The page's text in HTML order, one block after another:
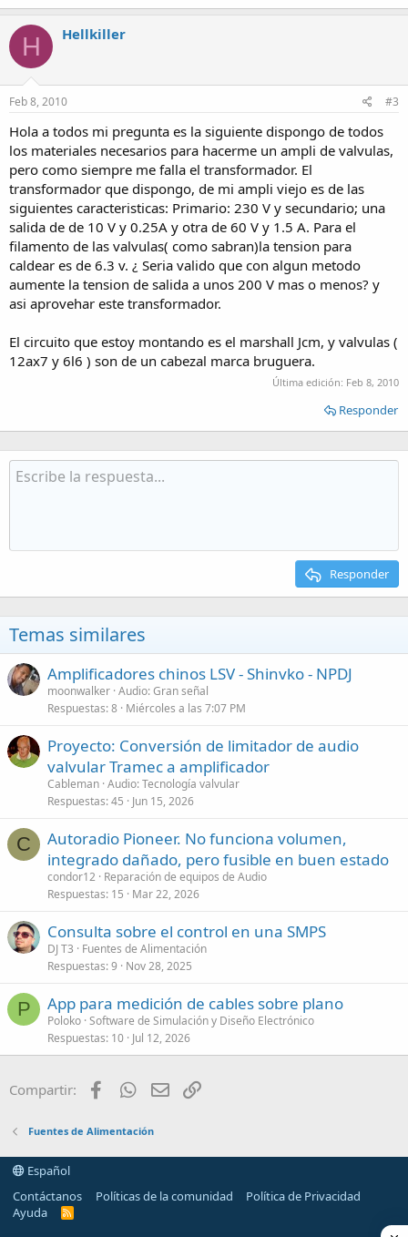
H Hellkiller
Feb 8, 2010 #3
Hola a todos mi pregunta es la siguiente dispongo de todos
los materiales necesarios para hacerme un ampli de valvulas,
pero como siempre me falla el transformador. El
transformador que dispongo, de mi ampli viejo es de las
siguientes caracteristicas: Primario: 230 V y secundario; una
salida de de 10 V y 0.25A y otra de 60 V y 1.5 A. Para el
filamento de las valvulas( como sabran)la tension para
caldear es de 6.3 v. ¿ Seria valido que con algun metodo
aumente la tension de salida a unos 200 V mas o menos? y
asi aprovehar este transformador.
El circuito que estoy montando es el marshall Jcm, y valvulas (
12ax7 y 6l6 ) son de un cabezal marca bruguera.
Última edición: Feb 8, 2010
Responder
Responder
Temas similares
Amplificadores chinos LSV - Shinvko - NPDJ
moonwalker Audio: Gran señal
Respuestas 8 Miércoles a las 7:07 PM
Proyecto: Conversión de limitador de audio
valvular Tramec a amplificador
Cableman Audio: Tecnología valvular
Respuestas 45 Jun 15, 2026
C
Autoradio Pioneer. No funciona volumen,
integrado dañado, pero fusible en buen estado
condor12 Reparación de equipos de Audio
Respuestas 15 Mar 22, 2026
Consulta sobre el control en una SMPS
DJ T3
Fuentes de Alimentación
Respuestas 9 Nov 28, 2025
P App para medición de cables sobre plano
Poloko Software de Simulación y Diseño Electrónico
Respuestas 10 Jul 12, 2026
Compartir: FacebookWhatsApp
Email
Fuentes de Alimentación
Español
Contáctanos
Políticas de la comunidad
Política de Privacidad
Ayuda
R